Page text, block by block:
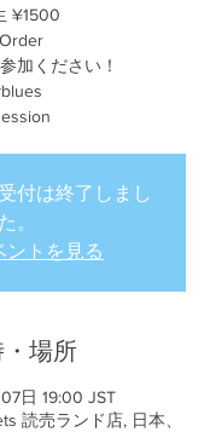
¥1500
加ください！
付は終了しまし
た。
ントを見る
・場所
日 19:00 JST
読売ランド店, 日本、